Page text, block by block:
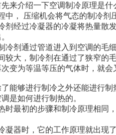
来介绍一下空调制冷原理是什
中， 压缩机会将气态的制冷剂
剂经过冷凝器的冷凝将热量散
冷剂通过管道进入到空调的毛
较大，制冷剂在通过了狭窄的
变为等温等压的气体时，就会
能够进行制冷之外还能进行
是如何进行制热的。
时最初的步骤和制冷原理相同
凝器时，它的工作原理就出现